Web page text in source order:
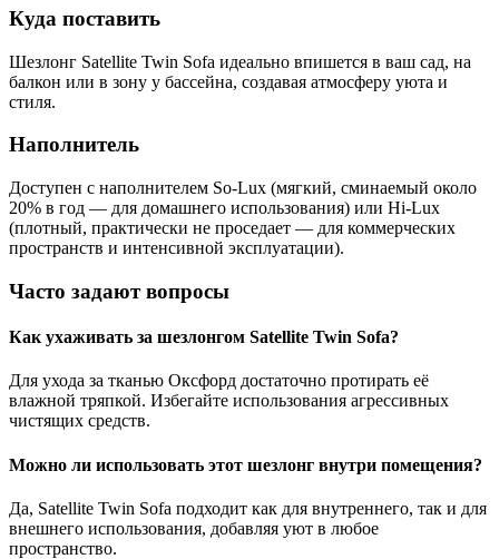
Куда поставить
Шезлонг Satellite Twin Sofa идеально впишется в ваш сад, на
балкон или в зону у бассейна, создавая атмосферу уюта и
стиля.
Наполнитель
Доступен с наполнителем So-Lux (мягкий, сминаемый около
20% в год — для домашнего использования) или Hi-Lux
(плотный, практически не проседает — для коммерческих
пространств и интенсивной эксплуатации).
Часто задают вопросы
Как ухаживать за шезлонгом Satellite Twin Sofa?
Для ухода за тканью Оксфорд достаточно протирать её
влажной тряпкой. Избегайте использования агрессивных
чистящих средств.
Можно ли использовать этот шезлонг внутри помещения?
Да, Satellite Twin Sofa подходит как для внутреннего, так и для
внешнего использования, добавляя уют в любое
пространство.